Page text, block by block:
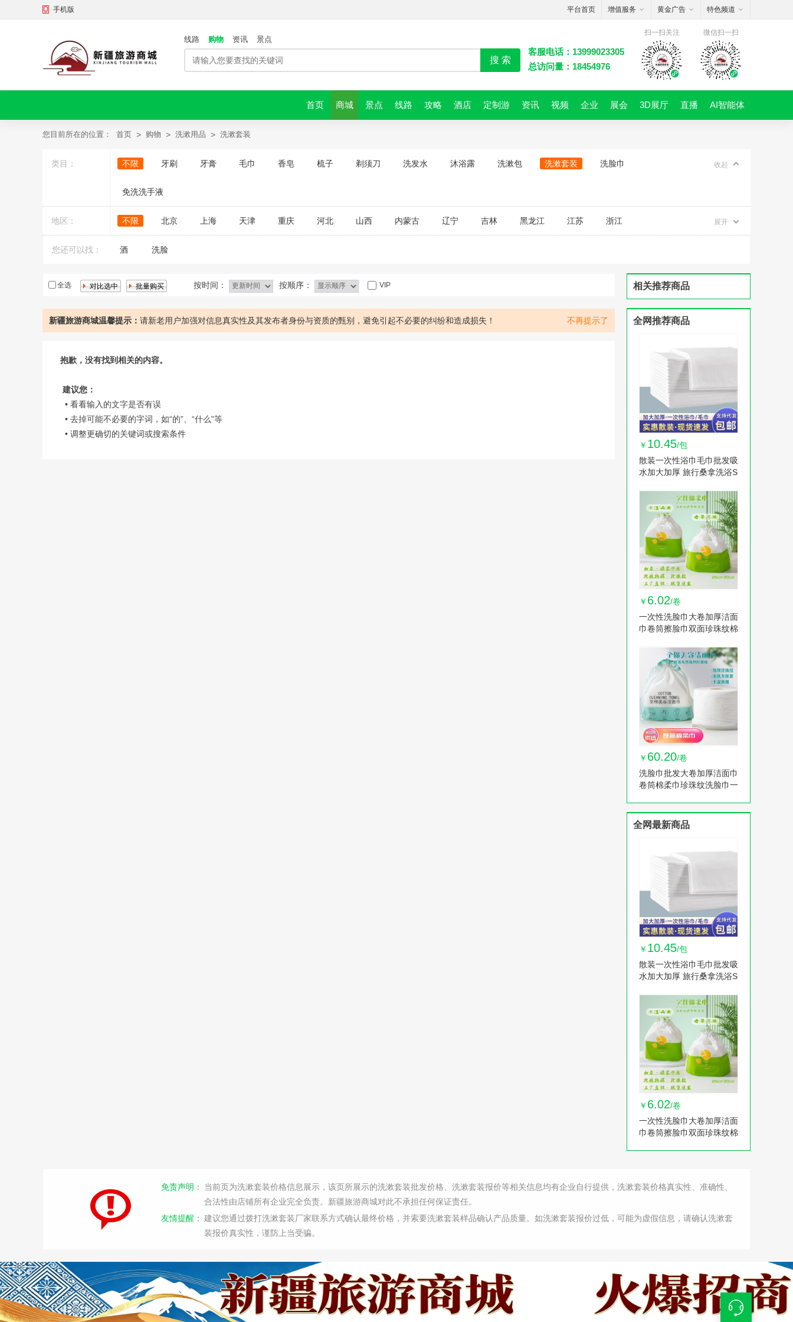
手机版 平台首页 增值服务 黄金广告 特色频道
线路 购物 资讯 景点
搜 索
客服电话：13999023305
总访问量：18454976
微信扫一扫
扫一扫关注
首页 商城 景点 线路 攻略 酒店 定制游 资讯 视频 企业 展会 3D展厅 直播 AI智能体
您目前所在的位置： 首页 > 购物 > 洗漱用品 > 洗漱套装
类目： 不限 牙刷 牙膏 毛巾 香皂 梳子 剃须刀 洗发水 沐浴露 洗漱包 洗漱套装 洗脸巾
免洗洗手液
收起
地区： 不限 北京 上海 天津 重庆 河北 山西 内蒙古 辽宁 吉林 黑龙江 江苏 浙江 展开
您还可以找： 酒 洗脸
全选 按时间： 按顺序： VIP
新疆旅游商城温馨提示： 请新老用户加强对信息真实性及其发布者身份与资质的甄别，避免引起不必要的纠纷和造成损失！ 不再提示了
抱歉，没有找到相关的内容。
建议您：
• 看看输入的文字是否有误
• 去掉可能不必要的字词，如“的”、“什么”等
• 调整更确切的关键词或搜索条件
相关推荐商品
全网推荐商品
￥ 10.45/包
散装一次性浴巾毛巾批发吸
水加大加厚 旅行桑拿洗浴S
￥ 6.02/卷
一次性洗脸巾大卷加厚洁面
巾卷筒擦脸巾双面珍珠纹棉
￥ 60.20/卷
洗脸巾批发大卷加厚洁面巾
卷筒棉柔巾珍珠纹洗脸巾一
全网最新商品
￥ 10.45/包
散装一次性浴巾毛巾批发吸
水加大加厚 旅行桑拿洗浴S
￥ 6.02/卷
一次性洗脸巾大卷加厚洁面
巾卷筒擦脸巾双面珍珠纹棉
免责声明：
当前页为洗漱套装价格信息展示，该页所展示的洗漱套装批发价格、洗漱套装报价等相关信息均有企业自行提供，洗漱套装价格真实性、准确性、
合法性由店铺所有企业完全负责。新疆旅游商城对此不承担任何保证责任。
友情提醒： 建议您通过拨打洗漱套装厂家联系方式确认最终价格，并索要洗漱套装样品确认产品质量。如洗漱套装报价过低，可能为虚假信息，请确认洗漱套
装报价真实性，谨防上当受骗。